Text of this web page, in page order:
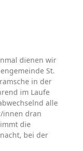
dienen wir
St.
in der
im Laufe
alle
innen dran
die
bei der